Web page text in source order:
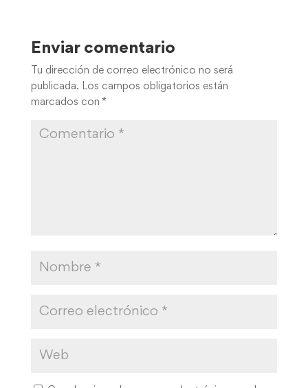
Enviar comentario
Tu dirección de correo electrónico no será
publicada. Los campos obligatorios están
marcados con *